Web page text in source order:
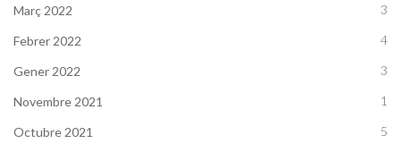
Març 2022 3
Febrer 2022 4
Gener 2022 3
Novembre 2021 1
Octubre 2021 5